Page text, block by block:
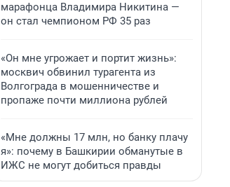
марафонца Владимира Никитина —
он стал чемпионом РФ 35 раз
«Он мне угрожает и портит жизнь»:
москвич обвинил турагента из
Волгограда в мошенничестве и
пропаже почти миллиона рублей
«Мне должны 17 млн, но банку плачу
я»: почему в Башкирии обманутые в
ИЖС не могут добиться правды